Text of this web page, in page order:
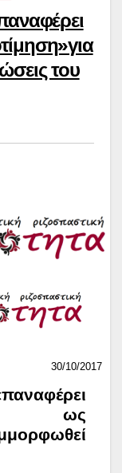
του
30/10/2017
ως